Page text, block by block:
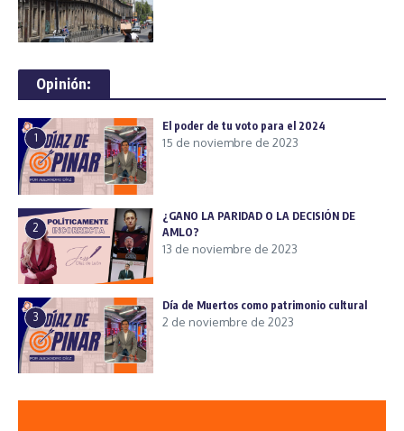
Opinión:
1
El poder de tu voto para el 2024
15 de noviembre de 2023
2
¿GANO LA PARIDAD O LA DECISIÓN DE
AMLO?
13 de noviembre de 2023
3
Día de Muertos como patrimonio cultural
2 de noviembre de 2023